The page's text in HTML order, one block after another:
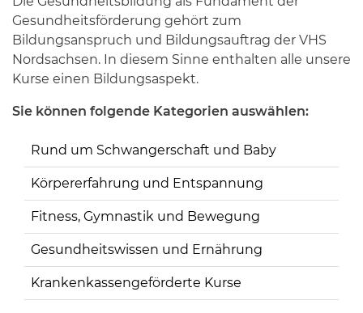
Gesundheitsförderung gehört zum
Bildungsanspruch und Bildungsauftrag der VHS
Nordsachsen. In diesem Sinne enthalten alle unsere
Kurse einen Bildungsaspekt.
Sie können folgende Kategorien auswählen:
Rund um Schwangerschaft und Baby
Körpererfahrung und Entspannung
Fitness, Gymnastik und Bewegung
Gesundheitswissen und Ernährung
Krankenkassengeförderte Kurse